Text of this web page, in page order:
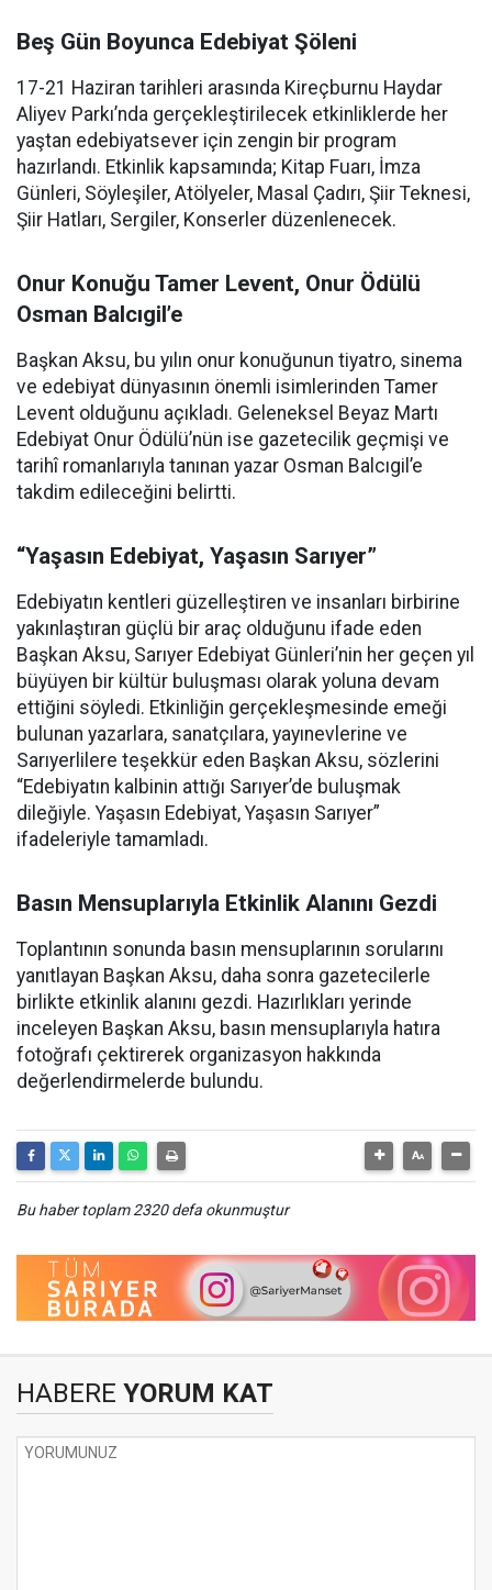
Beş Gün Boyunca Edebiyat Şöleni
17-21 Haziran tarihleri arasında Kireçburnu Haydar
Aliyev Parkı’nda gerçekleştirilecek etkinliklerde her
yaştan edebiyatsever için zengin bir program
hazırlandı. Etkinlik kapsamında; Kitap Fuarı, İmza
Günleri, Söyleşiler, Atölyeler, Masal Çadırı, Şiir Teknesi,
Şiir Hatları, Sergiler, Konserler düzenlenecek.
Onur Konuğu Tamer Levent, Onur Ödülü
Osman Balcıgil’e
Başkan Aksu, bu yılın onur konuğunun tiyatro, sinema
ve edebiyat dünyasının önemli isimlerinden Tamer
Levent olduğunu açıkladı. Geleneksel Beyaz Martı
Edebiyat Onur Ödülü’nün ise gazetecilik geçmişi ve
tarihî romanlarıyla tanınan yazar Osman Balcıgil’e
takdim edileceğini belirtti.
“Yaşasın Edebiyat, Yaşasın Sarıyer”
Edebiyatın kentleri güzelleştiren ve insanları birbirine
yakınlaştıran güçlü bir araç olduğunu ifade eden
Başkan Aksu, Sarıyer Edebiyat Günleri’nin her geçen yıl
büyüyen bir kültür buluşması olarak yoluna devam
ettiğini söyledi. Etkinliğin gerçekleşmesinde emeği
bulunan yazarlara, sanatçılara, yayınevlerine ve
Sarıyerlilere teşekkür eden Başkan Aksu, sözlerini
“Edebiyatın kalbinin attığı Sarıyer’de buluşmak
dileğiyle. Yaşasın Edebiyat, Yaşasın Sarıyer”
ifadeleriyle tamamladı.
Basın Mensuplarıyla Etkinlik Alanını Gezdi
Toplantının sonunda basın mensuplarının sorularını
yanıtlayan Başkan Aksu, daha sonra gazetecilerle
birlikte etkinlik alanını gezdi. Hazırlıkları yerinde
inceleyen Başkan Aksu, basın mensuplarıyla hatıra
fotoğrafı çektirerek organizasyon hakkında
değerlendirmelerde bulundu.
Bu haber toplam 2320 defa okunmuştur
HABERE YORUM KAT